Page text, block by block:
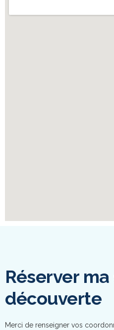
Réserver
découverte
Merci de renseigner vos